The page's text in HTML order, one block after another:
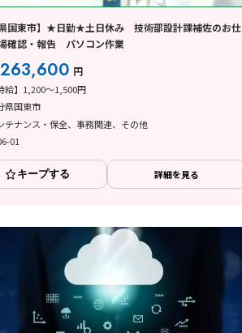
県国東市】★日勤★土日休み 技術部設計課補佐のお仕
確認・報告 パソコン作業
263,600 円
給】1,200～1,500円
県国東市
テナンス・保全、事務関連、その他
01
キープする 詳細を見る